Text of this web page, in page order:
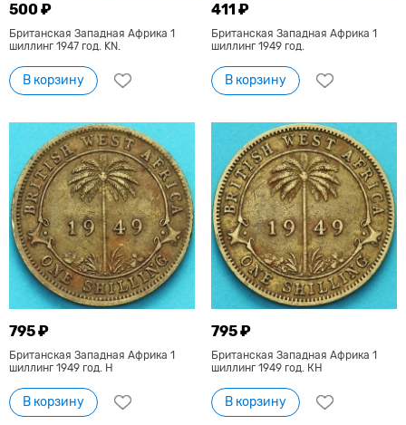
500 ₽
Британская Западная Африка 1
шиллинг 1947 год. KN.
В корзину
411 ₽
Британская Западная Африка 1
шиллинг 1949 год.
В корзину
795 ₽
Британская Западная Африка 1
шиллинг 1949 год. Н
В корзину
795 ₽
Британская Западная Африка 1
шиллинг 1949 год. КН
В корзину